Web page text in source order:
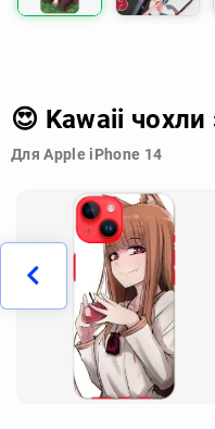
😍 Kawaii
Для Apple iPhone 14